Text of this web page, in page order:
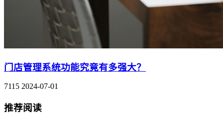
门店管理系统功能究竟有多强大？
7115 2024-07-01
推荐阅读